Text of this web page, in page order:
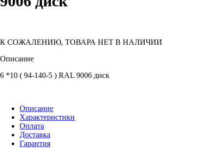
К СОЖАЛЕНИЮ, ТОВАРА НЕТ В НАЛИЧИИ
Описание
6 *10 ( 94-140-5 ) RAL 9006 диск
Описание
Характеристики
Оплата
Доставка
Гарантия